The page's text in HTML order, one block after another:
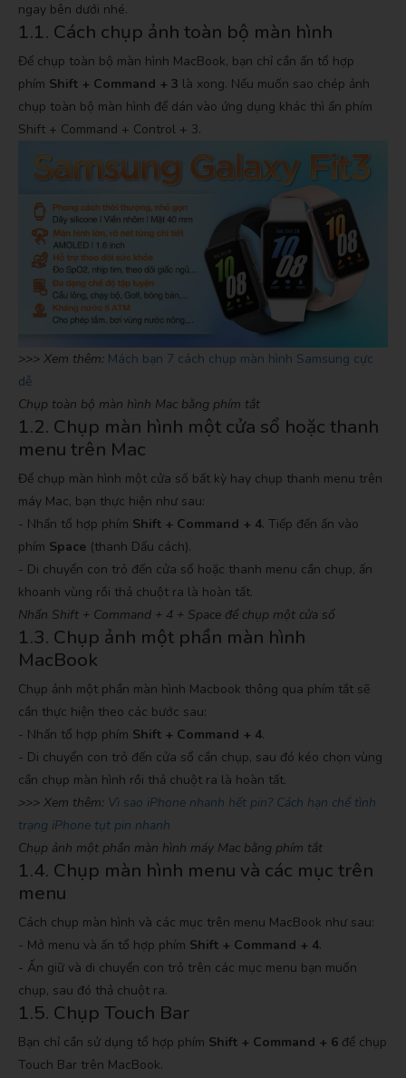
ngay bên dưới nhé.
1.1. Cách chụp ảnh toàn bộ màn hình
Để chụp toàn bộ màn hình MacBook, bạn chỉ cần ấn tổ hợp
phím Shift + Command + 3 là xong. Nếu muốn sao chép ảnh
chụp toàn bộ màn hình để dán vào ứng dụng khác thì ấn phím
Shift + Command + Control + 3.
>>> Xem thêm: Mách bạn 7 cách chụp màn hình Samsung cực
dễ
Chụp toàn bộ màn hình Mac bằng phím tắt
1.2. Chụp màn hình một cửa sổ hoặc thanh
menu trên Mac
Để chụp màn hình một cửa số bất kỳ hay chụp thanh menu trên
máy Mac, bạn thực hiện như sau:
- Nhấn tổ hợp phím Shift + Command + 4. Tiếp đến ấn vào
phím Space (thanh Dấu cách).
- Di chuyển con trỏ đến cửa sổ hoặc thanh menu cần chụp, ấn
khoanh vùng rồi thả chuột ra là hoàn tất.
Nhấn Shift + Command + 4 + Space để chụp một cửa sổ
1.3. Chụp ảnh một phần màn hình
MacBook
Chụp ảnh một phần màn hình Macbook thông qua phím tắt sẽ
cần thực hiện theo các bước sau:
- Nhấn tổ hợp phím Shift + Command + 4.
- Di chuyển con trỏ đến cửa sổ cần chụp, sau đó kéo chọn vùng
cần chụp màn hình rồi thả chuột ra là hoàn tất.
>>> Xem thêm: Vì sao iPhone nhanh hết pin? Cách hạn chế tình
trạng iPhone tụt pin nhanh
Chụp ảnh một phần màn hình máy Mac bằng phím tắt
1.4. Chụp màn hình menu và các mục trên
menu
Cách chụp màn hình và các mục trên menu MacBook như sau:
- Mở menu và ấn tổ hợp phím Shift + Command + 4.
- Ấn giữ và di chuyển con trỏ trên các mục menu bạn muốn
chụp, sau đó thả chuột ra.
1.5. Chụp Touch Bar
Bạn chỉ cần sử dụng tổ hợp phím Shift + Command + 6 để chụp
Touch Bar trên MacBook.